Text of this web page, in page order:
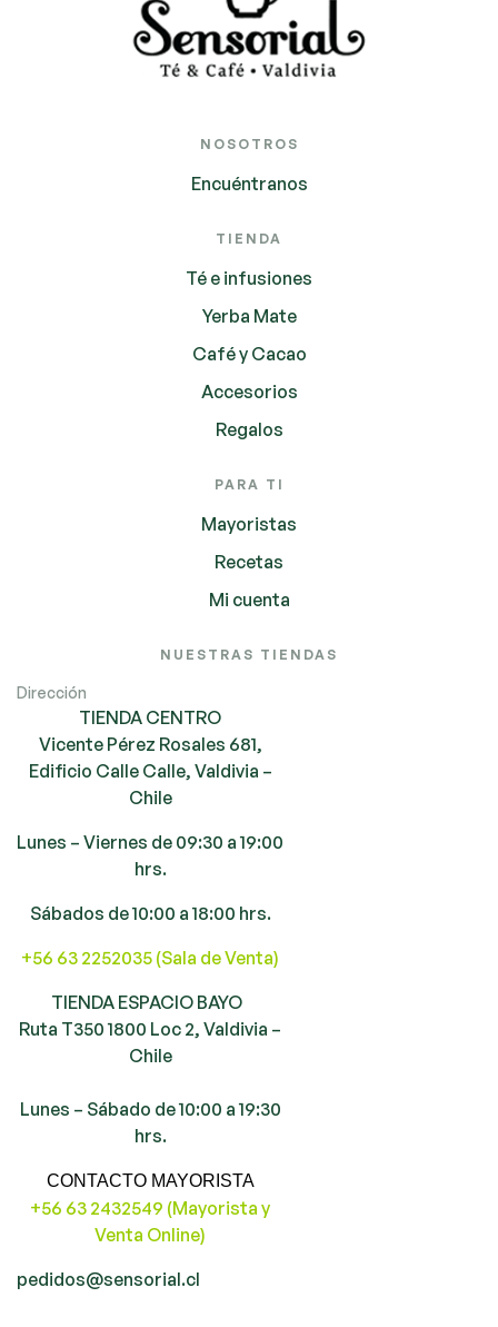
NOSOTROS
Encuéntranos
TIENDA
Té e infusiones
Yerba Mate
Café y Cacao
Accesorios
Regalos
PARA TI
Mayoristas
Recetas
Mi cuenta
NUESTRAS TIENDAS
Dirección
TIENDA CENTRO
Vicente Pérez Rosales 681,
Edificio Calle Calle, Valdivia –
Chile
Lunes – Viernes de 09:30 a 19:00
hrs.
Sábados de 10:00 a 18:00 hrs.
+56 63 2252035 (Sala de Venta)
TIENDA ESPACIO BAYO
Ruta T350 1800 Loc 2, Valdivia –
Chile
Lunes – Sábado de 10:00 a 19:30
hrs.
CONTACTO MAYORISTA
+56 63 2432549 (Mayorista y
Venta Online)
pedidos@sensorial.cl